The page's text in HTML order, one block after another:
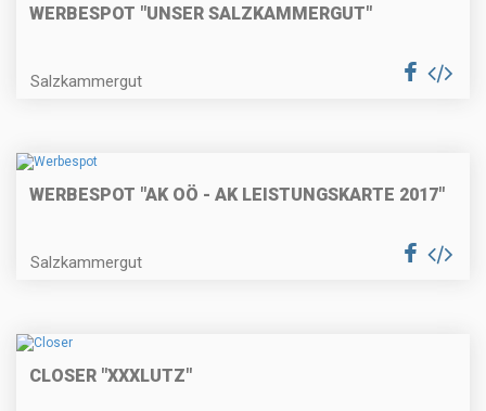
WERBESPOT "UNSER SALZKAMMERGUT"
Salzkammergut
WERBESPOT "AK OÖ - AK LEISTUNGSKARTE 2017"
Salzkammergut
CLOSER "XXXLUTZ"